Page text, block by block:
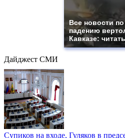
Все новости по
падению
Кавказе:
Дайджест СМИ
Супиков на входе, Гуляков в